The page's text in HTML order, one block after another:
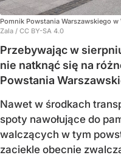
Pomnik Powstania Warszawskiego w
Zala / CC BY-SA 4.0
Przebywając w
nie natknąć się na
Powstania
Nawet w środkach
spoty nawołujące do
walczących w tym
zaciekle obecnie